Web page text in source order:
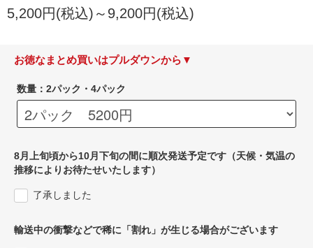
5,200円(税込)～9,200円(税込)
お徳なまとめ買いはプルダウンから▼
数量：2パック・4パック
8月上旬頃から10月下旬の間に順次発送予定です（天候・気温の
推移によりお待たせいたします）
了承しました
輸送中の衝撃などで稀に「割れ」が生じる場合がございます